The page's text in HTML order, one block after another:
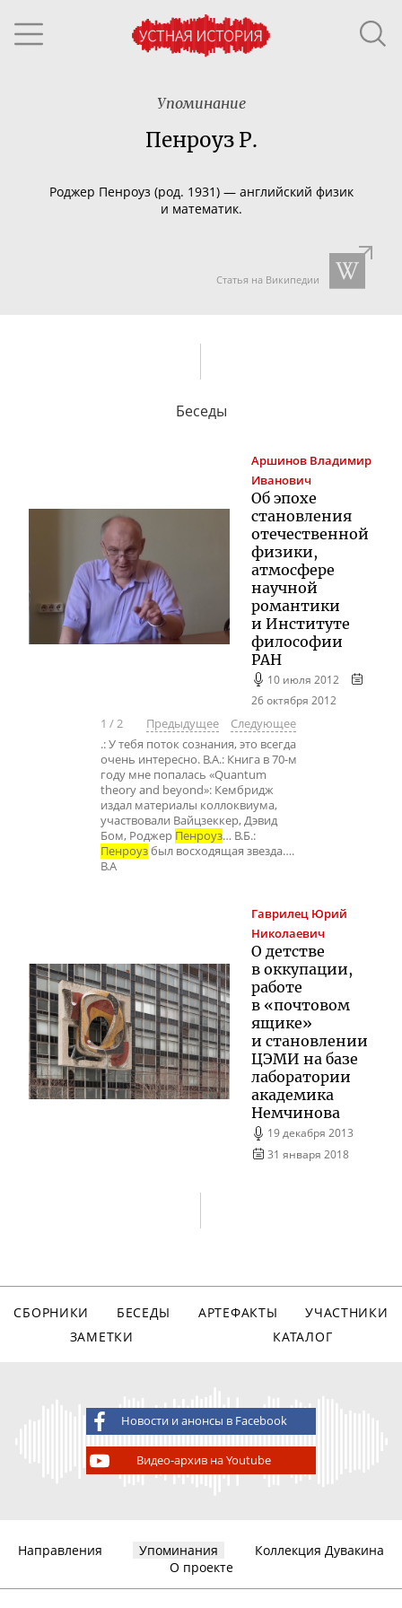
Упоминание
Пенроуз Р.
Роджер Пенроуз (род. 1931) — английский физик
и математик.
Статья на Википедии
Беседы
Аршинов Владимир
Иванович
Об эпохе
становления
отечественной
физики,
атмосфере
научной
романтики
и Институте
философии
РАН
10 июля 2012
26 октября 2012
1 /2 Предыдущее
Следующее
.: У тебя поток сознания, это всегда
очень интересно. В.А.: Книга в 70-м
году мне попалась «Quantum
theory and beyond»: Кембридж
издал материалы коллоквиума,
участвовали Вайцзеккер, Дэвид
Бом, Роджер Пенроуз… В.Б.:
Пенроузбыл восходящая звезда….
В.А
Гаврилец Юрий
Николаевич
О детстве
в оккупации,
работе
в «почтовом
ящике»
и становлении
ЦЭМИ на базе
лаборатории
академика
Немчинова
19 декабря 2013
31 января 2018
СБОРНИКИ БЕСЕДЫ АРТЕФАКТЫ
УЧАСТНИКИ
ЗАМЕТКИ
КАТАЛОГ
Новости и анонсы в Facebook
Видео-архив на Youtube
Направления Упоминания
Коллекция Дувакина
О проекте